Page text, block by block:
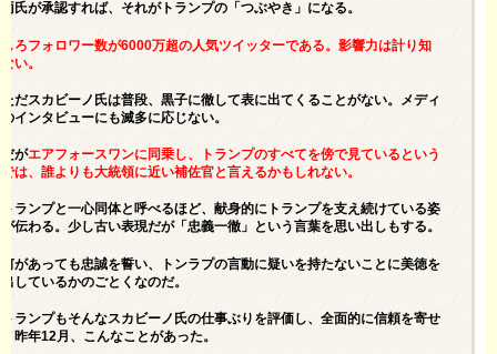
が承認すれば、それがトランプの「つぶやき」になる。
ろフォロワー数が6000万超の人気ツイッターである。影響力は計り知
い。
だスカビーノ氏は普段、黒子に徹して表に出てくることがない。メディ
インタビューにも滅多に応じない。
がエアフォースワンに同乗し、トランプのすべてを傍で見ているという
は、誰よりも大統領に近い補佐官と言えるかもしれない。
ランプと一心同体と呼べるほど、献身的にトランプを支え続けている姿
伝わる。少し古い表現だが「忠義一徹」という言葉を思い出しもする。
があっても忠誠を誓い、トンラプの言動に疑いを持たないことに美徳を
しているかのごとくなのだ。
ランプもそんなスカビーノ氏の仕事ぶりを評価し、全面的に信頼を寄せ
昨年12月、こんなことがあった。